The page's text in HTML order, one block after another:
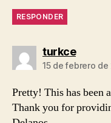
RESPONDER
turkcedice:
15 de febrero de
Pretty! This has been
Thank you for